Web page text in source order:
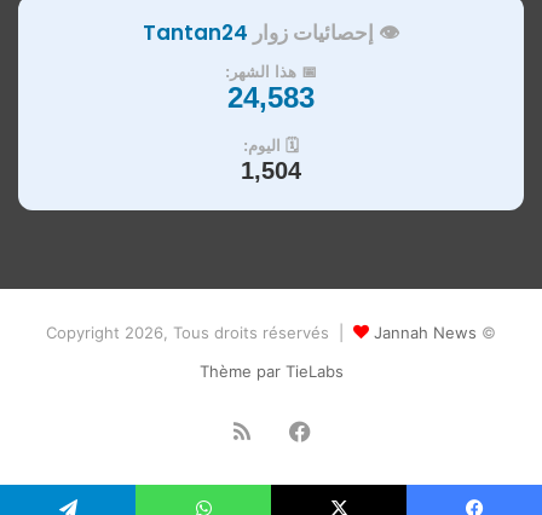
👁️ إحصائيات زوار Tantan24
📅 هذا الشهر:
24,583
🗓️ اليوم:
1,504
© Copyright 2026, Tous droits réservés |
Jannah News
Thème par TieLabs
فيسبوكملخص
الموقع